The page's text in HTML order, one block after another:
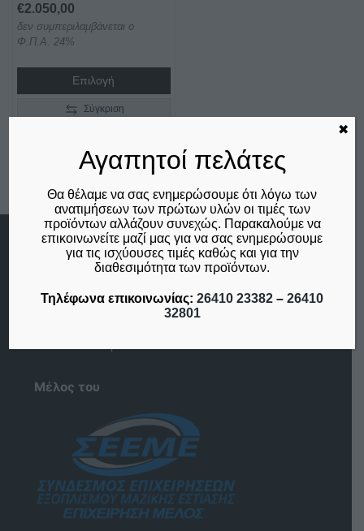
€2.050,00
δεν συμπεριλαμβάνεται ο
Φ.Π.Α. 24%
Επιλογή
Σύγκριση
Menu
Η Εταιρία
Μέλος του
Αγαπητοί πελάτες
Θα θέλαμε να σας ενημερώσουμε ότι λόγω των
ανατιμήσεων των πρώτων υλών οι τιμές των
προϊόντων αλλάζουν συνεχώς. Παρακαλούμε να
επικοινωνείτε μαζί μας για να σας ενημερώσουμε
για τις ισχύουσες τιμές καθώς και για την
διαθεσιμότητα των προϊόντων.
Τηλέφωνα επικοινωνίας: 26410 23382 – 26410
32801
✖